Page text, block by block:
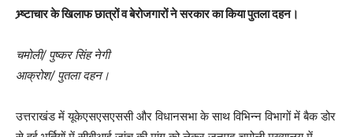
भ्र्ष्टाचार के खिलाफ छात्रों व बेरोजगारों ने सरकार का किया पुतला दहन।
चमोली/ पुष्कर सिंह नेगी
आक्रोश/ पुतला दहन।
उत्तराखंड में यूकेएसएसएससी और विधानसभा के साथ विभिन्न विभागों में बैक डोर